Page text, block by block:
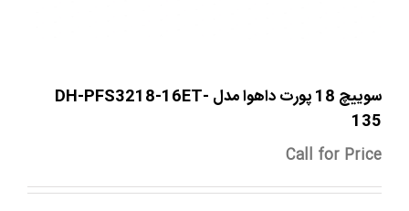
سوییچ 18 پورت داهوا مدل DH-PFS3218-16ET-
135
Call for Price